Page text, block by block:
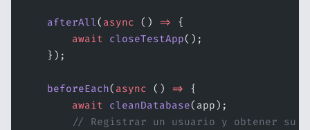
    afterAll
( async () =>
{
        await
closeTestApp();
    });
    beforeEach
( async () =>
{
        await
cleanDatabase(app);
// Registrar un usuario y obtener su